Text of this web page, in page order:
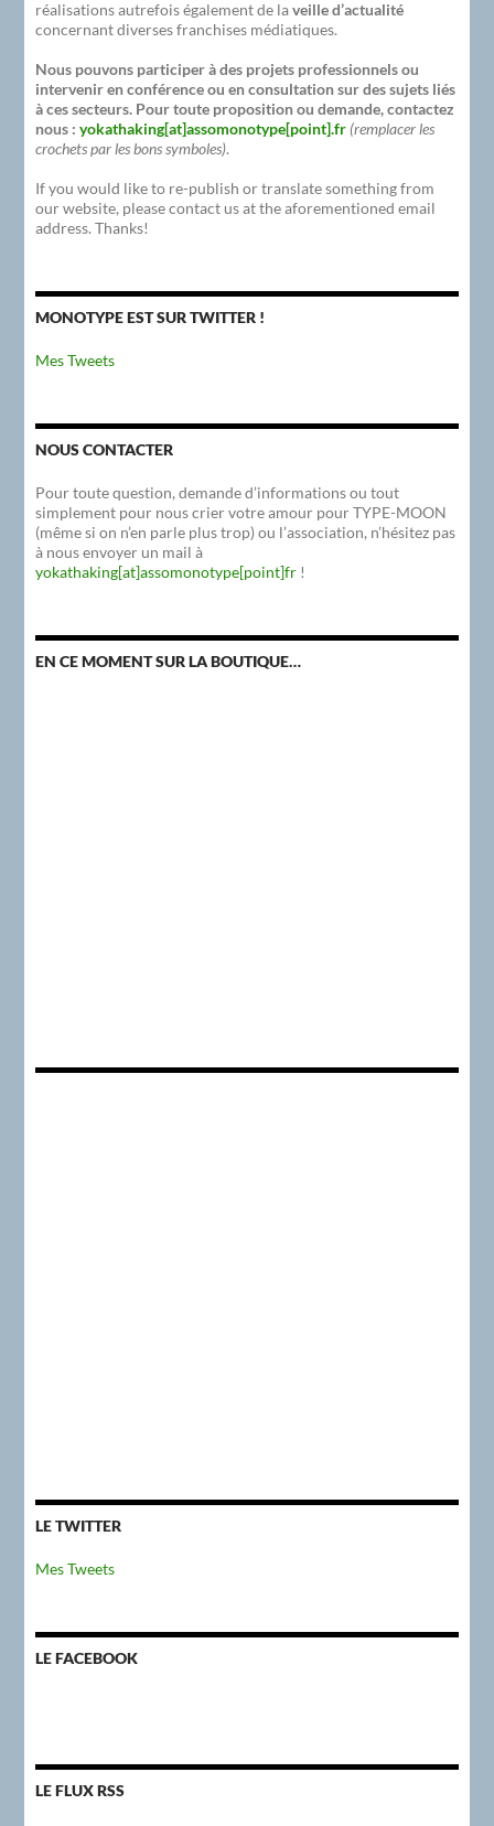
réalisations autrefois également de laveille d’actualité
concernant diverses franchises médiatiques.
Nous pouvons participer à des projets professionnels ou
intervenir en conférence ou en consultation sur des sujets liés
à ces secteurs. Pour toute proposition ou demande, contactez
nous :yokathaking[at]assomonotype[point].fr (remplacer les
crochets par les bons symboles).
If you would like to re-publish or translate something from
our website, please contact us at the aforementioned email
address. Thanks!
MONOTYPE EST SUR TWITTER !
Mes Tweets
NOUS CONTACTER
Pour toute question, demande d’informations ou tout
simplement pour nous crier votre amour pour TYPE-MOON
(même si on n’en parle plus trop) ou l’association, n’hésitez pas
à nous envoyer un mail à
yokathaking[at]assomonotype[point]fr !
EN CE MOMENT SUR LA BOUTIQUE…
LE TWITTER
Mes Tweets
LE FACEBOOK
LE FLUX RSS